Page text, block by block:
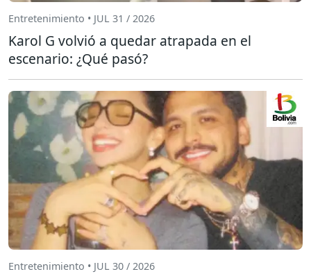
Entretenimiento • JUL 31 / 2026
Karol G volvió a quedar atrapada en el
escenario: ¿Qué pasó?
Entretenimiento • JUL 30 / 2026